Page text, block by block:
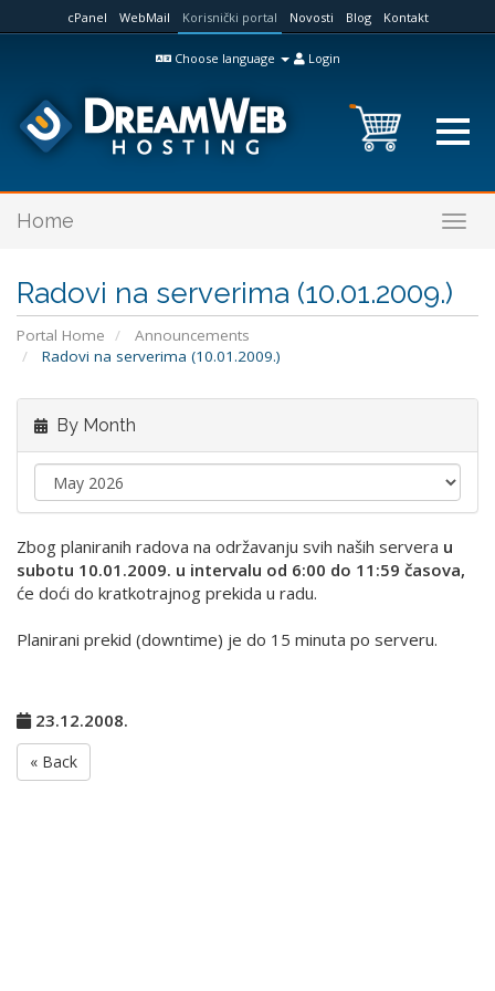
cPanel WebMail Korisnički portal Novosti Blog Kontakt
Choose language Login
Home
Radovi na serverima (10.01.2009.)
Portal Home
Announcements
Radovi na serverima (10.01.2009.)
By Month
Zbog planiranih radova na održavanju svih naših servera u
subotu 10.01.2009. u intervalu od 6:00 do 11:59 časova,
će doći do kratkotrajnog prekida u radu.
Planirani prekid (downtime) je do 15 minuta po serveru.
23.12.2008.
« Back